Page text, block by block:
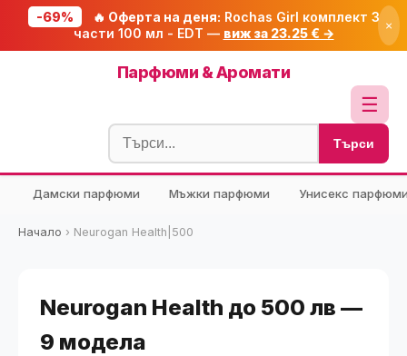
-69% 🔥 Оферта на деня: Rochas Girl комплект 3
части 100 мл - EDT — виж за 23.25 € → ×
Парфюми & Аромати
☰
Блог
🧮 Калкулатори
🔍 Намери продукт
🎁 Подарък
Търси
Дамски парфюми Мъжки парфюми Унисекс
Начало › Neurogan Health|500
Neurogan Health до 500 лв —
9 модела